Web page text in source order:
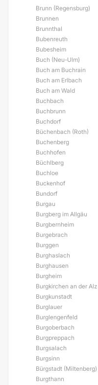
Brunn (Regensburg)
Brunnen
Brunnthal
Bubenreuth
Bubesheim
Buch (Neu-Ulm)
Buch am Buchrain
Buch am Erlbach
Buch am Wald
Buchbach
Buchbrunn
Buchdorf
Büchenbach (Roth)
Buchenberg
Buchhofen
Büchlberg
Buchloe
Buckenhof
Bundorf
Burgau
Burgberg im Allgäu
Burgbernheim
Burgebrach
Burggen
Burghaslach
Burghausen
Burgheim
Burgkirchen an der Alz
Burgkunstadt
Burglauer
Burglengenfeld
Burgoberbach
Burgpreppach
Burgsalach
Burgsinn
Bürgstadt (Miltenberg)
Burgthann